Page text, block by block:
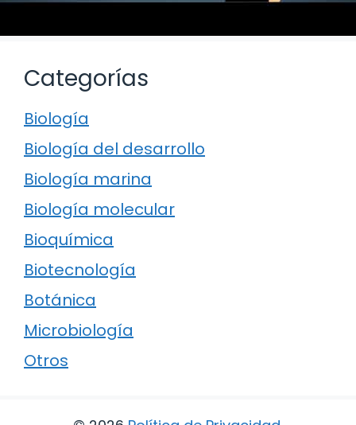
Categorías
Biología
Biología del desarrollo
Biología marina
Biología molecular
Bioquímica
Biotecnología
Botánica
Microbiología
Otros